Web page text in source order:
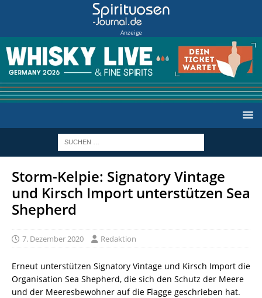
Anzeige
Storm-Kelpie: Signatory Vintage
und Kirsch Import unterstützen Sea
Shepherd
7. Dezember 2020 Redaktion
Erneut unterstützen Signatory Vintage und Kirsch Import die
Organisation Sea Shepherd, die sich den Schutz der Meere
und der Meeresbewohner auf die Flagge geschrieben hat.